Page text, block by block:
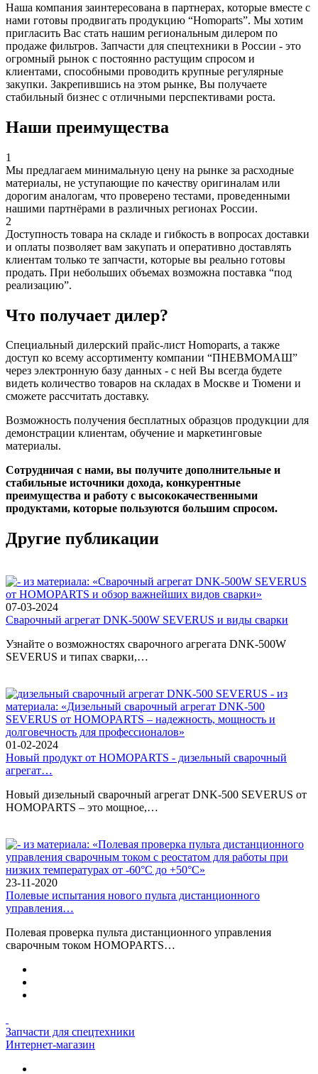
Наша компания заинтересована в партнерах, которые вместе с
нами готовы продвигать продукцию “Homoparts”. Мы хотим
пригласить Вас стать нашим региональным дилером по
продаже фильтров. Запчасти для спецтехники в России - это
огромный рынок с постоянно растущим спросом и
клиентами, способными проводить крупные регулярные
закупки. Закрепившись на этом рынке, Вы получаете
стабильный бизнес с отличными перспективами роста.
Наши преимущества
1
Мы предлагаем минимальную цену на рынке за расходные
материалы, не уступающие по качеству оригиналам или
дорогим аналогам, что проверено тестами, проведенными
нашими партнёрами в различных регионах России.
2
Доступность товара на складе и гибкость в вопросах доставки
и оплаты позволяет вам закупать и оперативно доставлять
клиентам только те запчасти, которые вы реально готовы
продать. При небольших объемах возможна поставка “под
реализацию”.
Что получает дилер?
Специальный дилерский прайс-лист Homoparts, а также
доступ ко всему ассортименту компании “ПНЕВМОМАШ”
через электронную базу данных - с ней Вы всегда будете
видеть количество товаров на складах в Москве и Тюмени и
сможете рассчитать доставку.
Возможность получения бесплатных образцов продукции для
демонстрации клиентам, обучение и маркетинговые
материалы.
Сотрудничая с нами, вы получите дополнительные и
стабильные источники дохода, конкурентные
преимущества и работу с высококачественными
продуктами, которые пользуются большим спросом.
Другие публикации
07-03-2024
Сварочный агрегат DNK-500W SEVERUS и виды сварки
Узнайте о возможностях сварочного агрегата DNK-500W
SEVERUS и типах сварки,…
01-02-2024
Новый продукт от HOMOPARTS - дизельный сварочный
агрегат…
Новый дизельный сварочный агрегат DNK-500 SEVERUS от
HOMOPARTS – это мощное,…
23-11-2020
Полевые испытания нового пульта дистанционного
управления…
Полевая проверка пульта дистанционного управления
сварочным током HOMOPARTS…
Запчасти для спецтехники
Интернет-магазин